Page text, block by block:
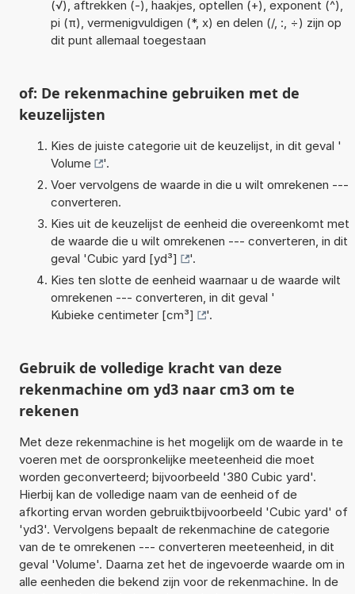
(√), aftrekken (-), haakjes, optellen (+), exponent (^),
pi (π), vermenigvuldigen (*, x) en delen (/, :, ÷) zijn op
dit punt allemaal toegestaan
of: De rekenmachine gebruiken met de
keuzelijsten
Kies de juiste categorie uit de keuzelijst, in dit geval '
Volume
'.
Voer vervolgens de waarde in die u wilt omrekenen ---
converteren.
Kies uit de keuzelijst de eenheid die overeenkomt met
de waarde die u wilt omrekenen --- converteren, in dit
geval 'Cubic yard [yd³]
'.
Kies ten slotte de eenheid waarnaar u de waarde wilt
omrekenen --- converteren, in dit geval '
Kubieke centimeter [cm³]
'.
Gebruik de volledige kracht van deze
rekenmachine om yd3 naar cm3 om te
rekenen
Met deze rekenmachine is het mogelijk om de waarde in te
voeren met de oorspronkelijke meeteenheid die moet
worden geconverteerd; bijvoorbeeld '380 Cubic yard'.
Hierbij kan de volledige naam van de eenheid of de
afkorting ervan worden gebruiktbijvoorbeeld 'Cubic yard' of
'yd3'. Vervolgens bepaalt de rekenmachine de categorie
van de te omrekenen --- converteren meeteenheid, in dit
geval 'Volume'. Daarna zet het de ingevoerde waarde om in
alle eenheden die bekend zijn voor de rekenmachine. In de